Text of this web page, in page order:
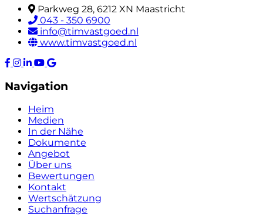
Parkweg 28, 6212 XN Maastricht
043 - 350 6900
info@timvastgoed.nl
www.timvastgoed.nl
Navigation
Heim
Medien
In der Nähe
Dokumente
Angebot
Über uns
Bewertungen
Kontakt
Wertschätzung
Suchanfrage